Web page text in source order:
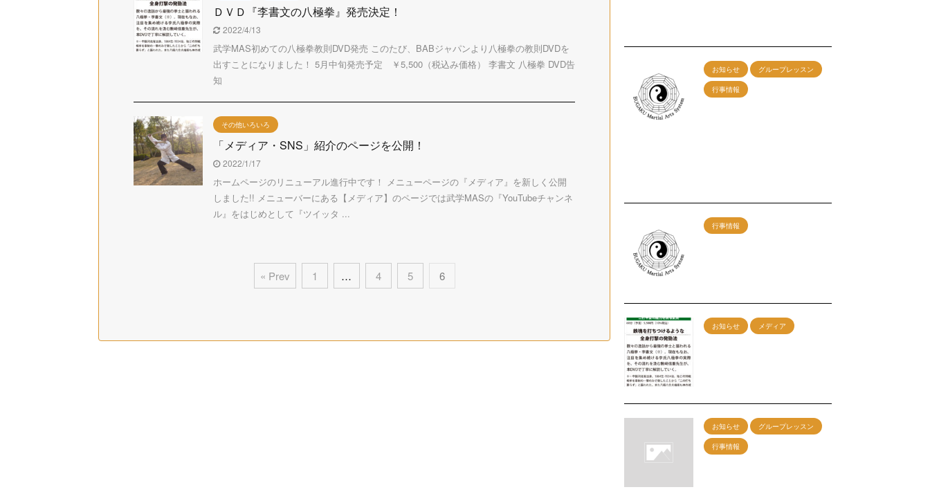
ＤＶＤ『李書文の八極拳』発売決定！
2022/4/13
武学MAS初めての八極拳教則DVD発売 このたび、BABジャパンより八極拳の教則DVDを
出すことになりました！ 5月中旬発売予定 ￥5,500（税込み価格） 李書文 八極拳 DVD告
知
その他いろいろ
「メディア・SNS」紹介のページを公開！
2022/1/17
ホームページのリニューアル進行中です！ メニューページの『メディア』を新しく公開
しました!! メニューバーにある【メディア】のページでは武学MASの『YouTubeチャンネ
ル』をはじめとして『ツイッタ ...
« Prev 1 … 4 5 6
お知らせ グループレッスン
行事情報
行事情報
お知らせ メディア
お知らせ グループレッスン
行事情報